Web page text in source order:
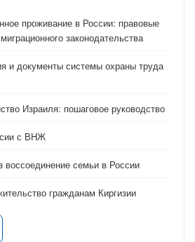
проживание в России: правовые
законодательства
и документы системы охраны труда
Израиля: пошаговое руководство
с ВНЖ
семьи в России
гражданам Киргизии